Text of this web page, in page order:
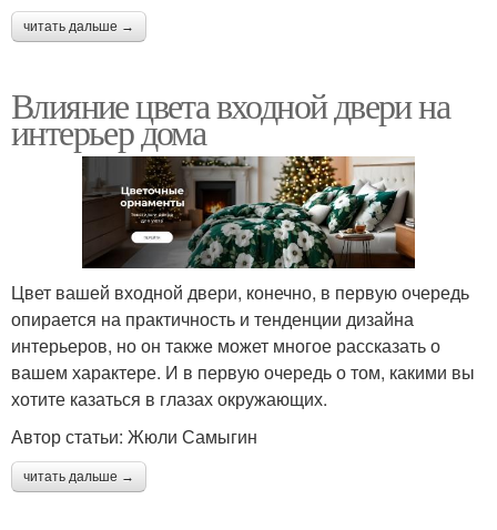
читать дальше →
Влияние цвета входной двери на
интерьер дома
Цвет вашей входной двери, конечно, в первую очередь
опирается на практичность и тенденции дизайна
интерьеров, но он также может многое рассказать о
вашем характере. И в первую очередь о том, какими вы
хотите казаться в глазах окружающих.
Автор статьи: Жюли Самыгин
читать дальше →